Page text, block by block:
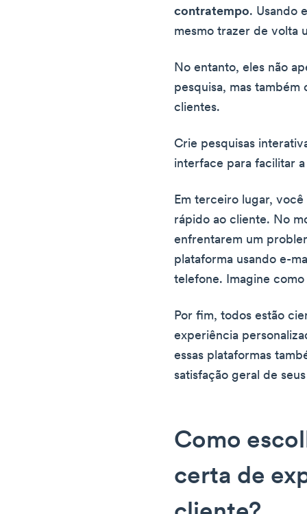
contratempo. Usando
mesmo trazer de volta
No entanto, eles não
pesquisa, mas
clientes.
Crie pesquisas
interface para facilitar
Em terceiro lugar,
rápido ao cliente. No
enfrentarem um
plataforma usando e-
telefone. Imagine
Por fim, todos estão
experiência
essas plataformas
satisfação geral de
Como
certa de